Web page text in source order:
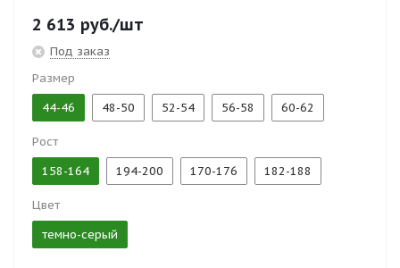
области колена, образующие карман для
дополнительных усилительных вставок.
Сертификаты и госты:
ГОСТ 25295-03
2 613 руб./шт
Под заказ
Размер
44-46
48-50 52-54 56-58 60-62
Рост
158-164
194-200 170-176 182-188
Цвет
темно-серый